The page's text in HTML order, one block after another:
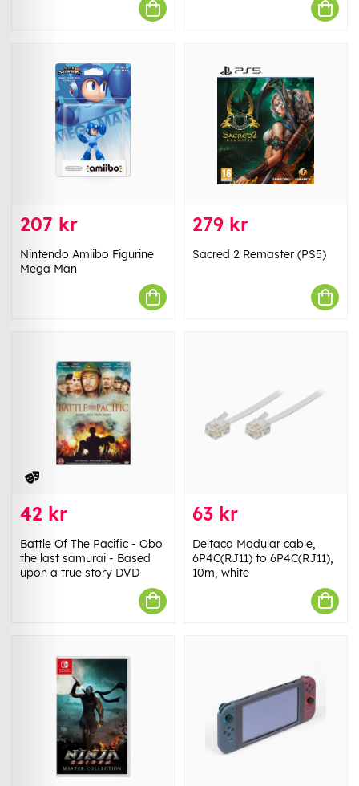
207 kr
Nintendo Amiibo Figurine
Mega Man
279 kr
Sacred 2 Remaster (PS5)
42 kr
Battle Of The Pacific - Obo
the last samurai - Based
upon a true story DVD
63 kr
Deltaco Modular cable,
6P4C(RJ11) to 6P4C(RJ11),
10m, white